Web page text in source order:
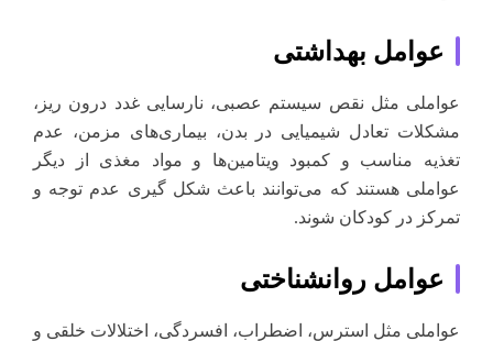
عوامل بهداشتی
عواملی مثل نقص سیستم عصبی، نارسایی غدد درون ریز،
مشکلات تعادل شیمیایی در بدن، بیماری‌های مزمن، عدم
تغذیه مناسب و کمبود ویتامین‌ها و مواد مغذی از دیگر
عواملی هستند که می‌توانند باعث شکل گیری عدم توجه و
تمرکز در کودکان شوند.
عوامل روانشناختی
عواملی مثل استرس، اضطراب، افسردگی، اختلالات خلقی و